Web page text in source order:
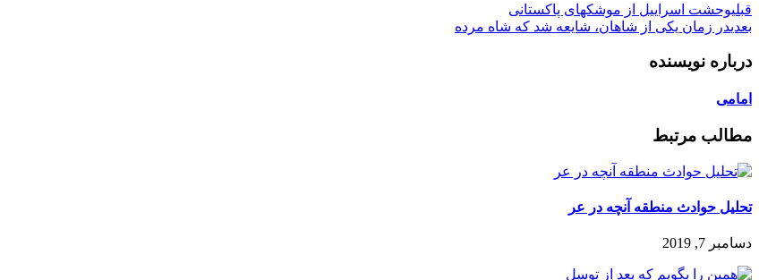
قبلیوحشت اسراییل از موشکهای پاکستانی
بعدیدر زمان یکی از شاهان، شایعه شد که شاه مرده
درباره نویسنده
امامی
مطالب مرتبط
تحلیل حوادث منطقه آنچه در عر
دسامبر 7, 2019